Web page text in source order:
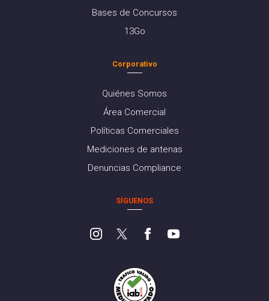
Bases de Concursos
13Go
Corporativo
Quiénes Somos
Área Comercial
Políticas Comerciales
Mediciones de antenas
Denuncias Compliance
SÍGUENOS